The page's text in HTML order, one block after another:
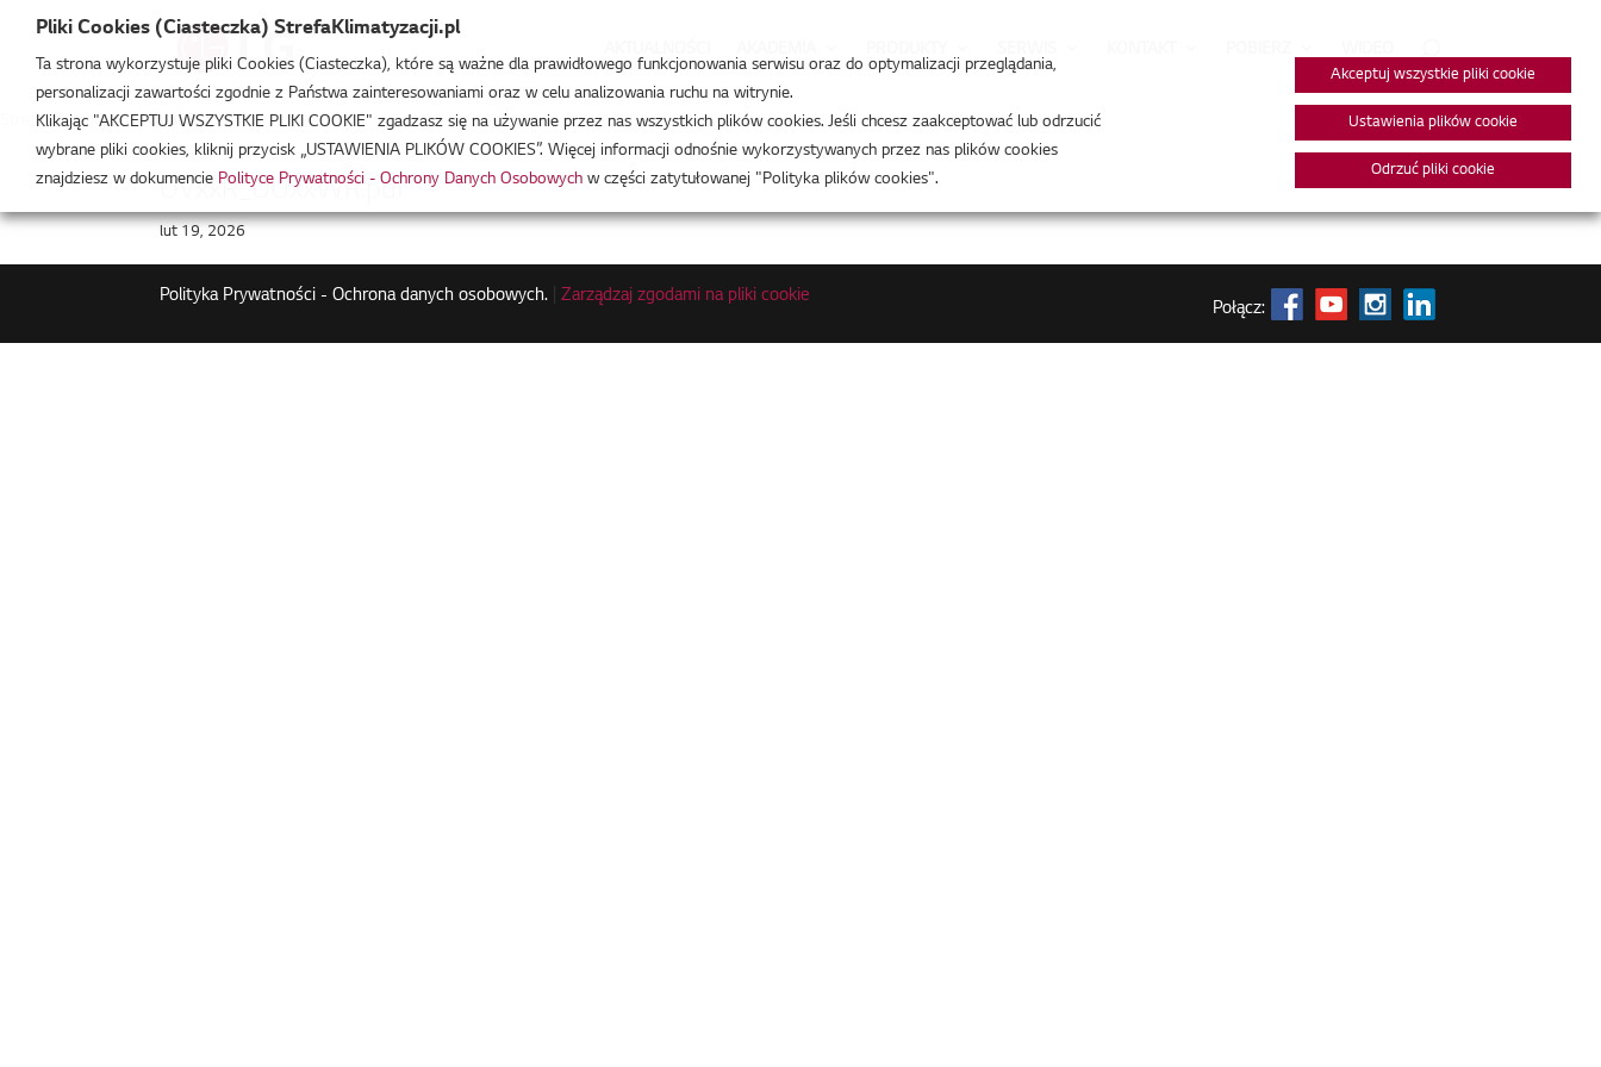
Strefa Klimatyzacji /UV30R
UVxxR_UUxxWR.pdf
lut 19, 2026
Polityka Prywatności - Ochrona danych osobowych. |Zarządzaj zgodami na pliki cookie
Połącz:
Pliki Cookies (Ciasteczka) StrefaKlimatyzacji.pl
Ta strona wykorzystuje pliki Cookies (Ciasteczka), które są ważne dla prawidłowego funkcjonowania serwisu oraz do optymalizacji przeglądania,
personalizacji zawartości zgodnie z Państwa zainteresowaniami oraz w celu analizowania ruchu na witrynie.
Klikając "AKCEPTUJ WSZYSTKIE PLIKI COOKIE" zgadzasz się na używanie przez nas wszystkich plików cookies. Jeśli chcesz zaakceptować lub odrzucić
wybrane pliki cookies, kliknij przycisk „USTAWIENIA PLIKÓW COOKIES”. Więcej informacji odnośnie wykorzystywanych przez nas plików cookies
znajdziesz w dokumencie Polityce Prywatności - Ochrony Danych Osobowych w części zatytułowanej "Polityka plików cookies".
Akceptuj wszystkie pliki cookie
Ustawienia plików cookie
Odrzuć pliki cookie